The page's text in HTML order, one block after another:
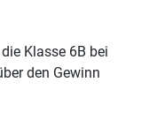
Klasse 6B bei
den Gewinn